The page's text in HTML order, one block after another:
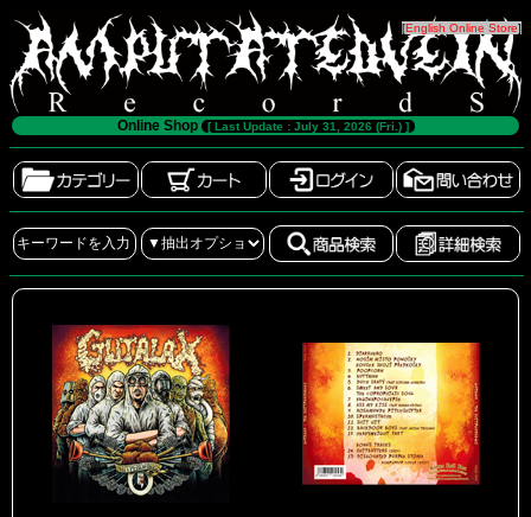
[English Online Store]
Online Shop [ Last Update : July 31, 2026 (Fri.) ]